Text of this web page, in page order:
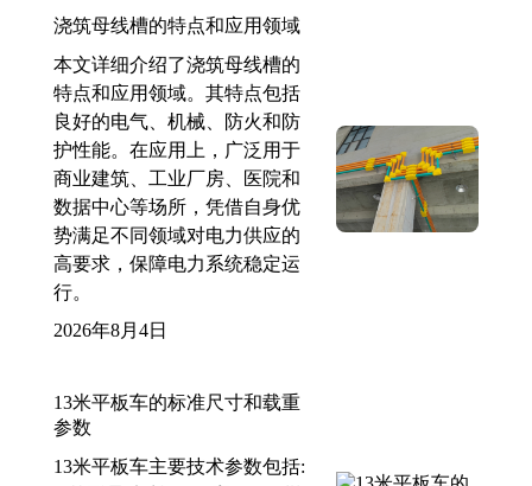
浇筑母线槽的特点和应用领域
本文详细介绍了浇筑母线槽的
特点和应用领域。其特点包括
良好的电气、机械、防火和防
护性能。在应用上，广泛用于
商业建筑、工业厂房、医院和
数据中心等场所，凭借自身优
势满足不同领域对电力供应的
高要求，保障电力系统稳定运
行。
2026年8月4日
13米平板车的标准尺寸和载重
参数
13米平板车主要技术参数包括: